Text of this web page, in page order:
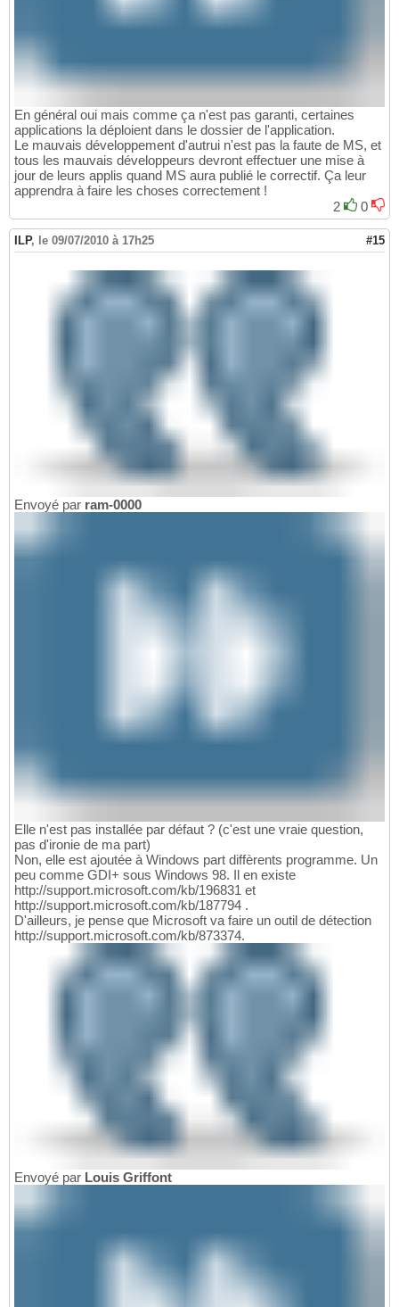
En général oui mais comme ça n'est pas garanti, certaines
applications la déploient dans le dossier de l'application.
Le mauvais développement d'autrui n'est pas la faute de MS, et
tous les mauvais développeurs devront effectuer une mise à
jour de leurs applis quand MS aura publié le correctif. Ça leur
apprendra à faire les choses correctement !
2
0
ILP, le 09/07/2010 à 17h25 #15
Envoyé par ram-0000
Elle n'est pas installée par défaut ? (c'est une vraie question,
pas d'ironie de ma part)
Non, elle est ajoutée à Windows part diffèrents programme. Un
peu comme GDI+ sous Windows 98. Il en existe
http://support.microsoft.com/kb/196831 et
http://support.microsoft.com/kb/187794 .
D'ailleurs, je pense que Microsoft va faire un outil de détection
http://support.microsoft.com/kb/873374.
Envoyé par Louis Griffont